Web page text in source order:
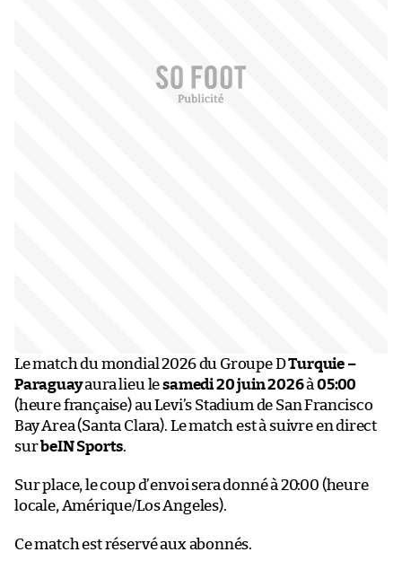
Le match du mondial 2026 du Groupe DTurquie –
Paraguayaura lieu lesamedi 20 juin 2026à05:00
(heure française) au Levi’s Stadium de San Francisco
Bay Area (Santa Clara). Le match est à suivre en direct
surbeIN Sports.
Sur place, le coup d’envoi sera donné à 20:00 (heure
locale, Amérique/Los Angeles).
Ce match est réservé aux abonnés.